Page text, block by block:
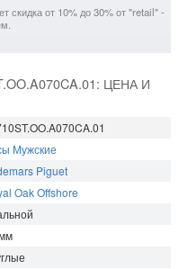
скидка от 10% до 30% от "retail" -
ЦЕНА И
Мужские
Piguet
Oak Offshore